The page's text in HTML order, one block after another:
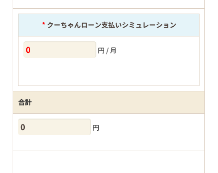
*クーちゃんローン支払いシミュレーション
円 / 月
合計
円